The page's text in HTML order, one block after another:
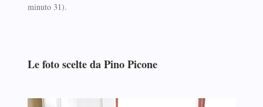
minuto 31).
Le foto scelte da Pino Picone